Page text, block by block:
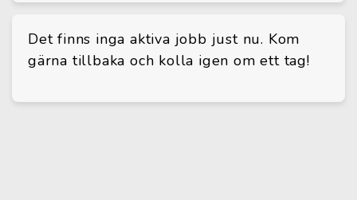
Det finns inga aktiva jobb just nu. Kom
gärna tillbaka och kolla igen om ett tag!